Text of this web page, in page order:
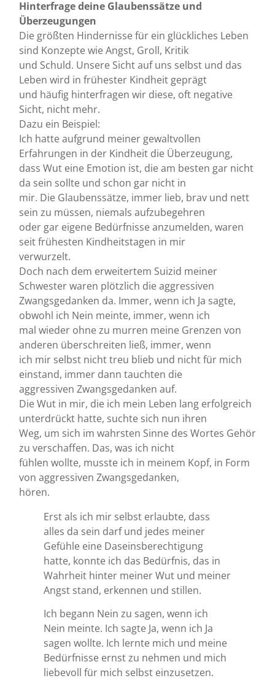
Hinterfrage deine Glaubenssätze und
Überzeugungen
Die größten Hindernisse für ein glückliches Leben
sind Konzepte wie Angst, Groll, Kritik
und Schuld. Unsere Sicht auf uns selbst und das
Leben wird in frühester Kindheit geprägt
und häufig hinterfragen wir diese, oft negative
Sicht, nicht mehr.
Dazu ein Beispiel:
Ich hatte aufgrund meiner gewaltvollen
Erfahrungen in der Kindheit die Überzeugung,
dass Wut eine Emotion ist, die am besten gar nicht
da sein sollte und schon gar nicht in
mir. Die Glaubenssätze, immer lieb, brav und nett
sein zu müssen, niemals aufzubegehren
oder gar eigene Bedürfnisse anzumelden, waren
seit frühesten Kindheitstagen in mir
verwurzelt.
Doch nach dem erweitertem Suizid meiner
Schwester waren plötzlich die aggressiven
Zwangsgedanken da. Immer, wenn ich Ja sagte,
obwohl ich Nein meinte, immer, wenn ich
mal wieder ohne zu murren meine Grenzen von
anderen überschreiten ließ, immer, wenn
ich mir selbst nicht treu blieb und nicht für mich
einstand, immer dann tauchten die
aggressiven Zwangsgedanken auf.
Die Wut in mir, die ich mein Leben lang erfolgreich
unterdrückt hatte, suchte sich nun ihren
Weg, um sich im wahrsten Sinne des Wortes Gehör
zu verschaffen. Das, was ich nicht
fühlen wollte, musste ich in meinem Kopf, in Form
von aggressiven Zwangsgedanken,
hören.
Erst als ich mir selbst erlaubte, dass
alles da sein darf und jedes meiner
Gefühle eine Daseinsberechtigung
hatte, konnte ich das Bedürfnis, das in
Wahrheit hinter meiner Wut und meiner
Angst stand, erkennen und stillen.
Ich begann Nein zu sagen, wenn ich
Nein meinte. Ich sagte Ja, wenn ich Ja
sagen wollte. Ich lernte mich und meine
Bedürfnisse ernst zu nehmen und mich
liebevoll für mich selbst einzusetzen.